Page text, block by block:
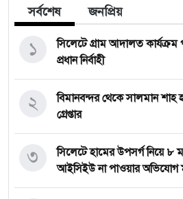
সর্বশেষ জনপ্রিয়
সিলেটে গ্রাম আদালত
প্রধান নির্বাহী
১
বিমানবন্দর থেকে সালমান
গ্রেপ্তার
২
সিলেটে হামের উপসর্গ নিয়ে
আইসিইউ না পাওয়ার অভিযোগ
৩